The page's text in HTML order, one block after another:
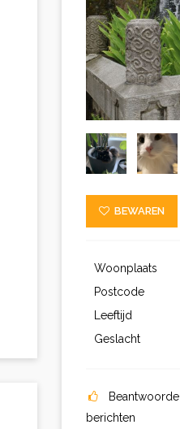
BEWAREN
Woonplaats
Postcode
Leeftijd
Geslacht
Beantwoorde
berichten